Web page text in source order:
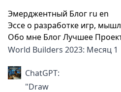
Эмерджентный Блог ru en
Эссе о разработке игр,
Обо мне БлогЛучшее
World Builders 2023: Месяц 1
ChatGPT:
"Draw